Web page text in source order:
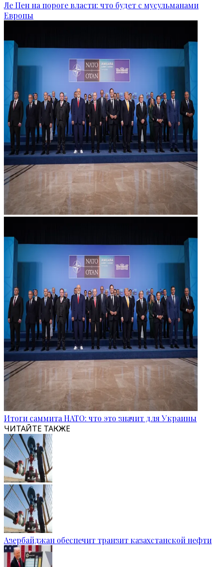
Ле Пен на пороге власти: что будет с мусульманами
Европы
Итоги саммита НАТО: что это значит для Украины
ЧИТАЙТЕ ТАКЖЕ
Азербайджан обеспечит транзит казахстанской нефти